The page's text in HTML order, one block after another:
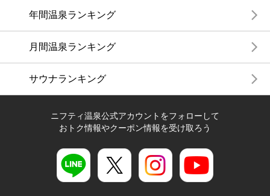
年間温泉ランキング
月間温泉ランキング
サウナランキング
ニフティ温泉公式アカウントをフォローして
おトク情報やクーポン情報を受け取ろう